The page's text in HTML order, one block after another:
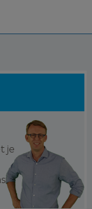
je